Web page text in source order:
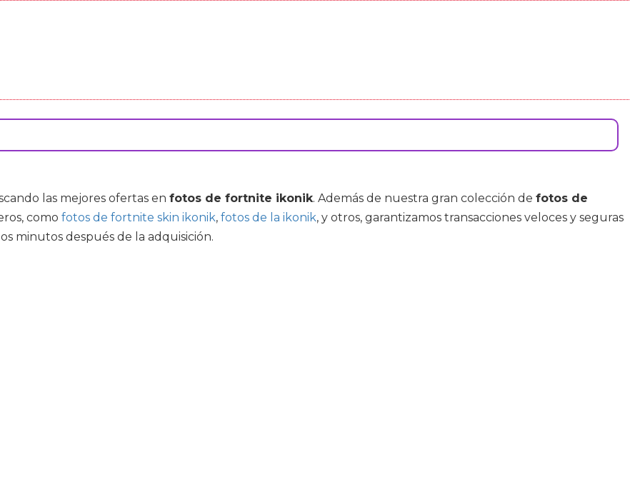
las mejores ofertas en fotos de fortnite ikonik. Además de nuestra gran colección de fotos de
como fotos de fortnite skin ikonik, fotos de la ikonik, y otros, garantizamos transacciones veloces y seguras
minutos después de la adquisición.